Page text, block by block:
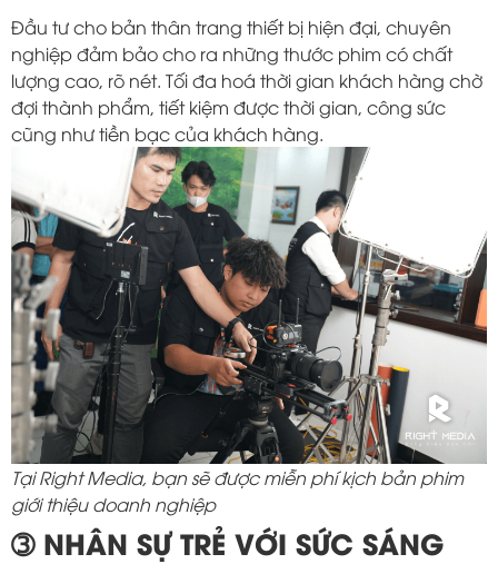
Đầu tư cho bản thân trang thiết bị hiện đại, chuyên
nghiệp đảm bảo cho ra những thước phim có chất
lượng cao, rõ nét. Tối đa hoá thời gian khách hàng chờ
đợi thành phẩm, tiết kiệm được thời gian, công sức
cũng như tiền bạc của khách hàng.
Tại Right Media, bạn sẽ được miễn phí kịch bản phim
giới thiệu doanh nghiệp
➂ NHÂN SỰ TRẺ VỚI SỨC SÁNG